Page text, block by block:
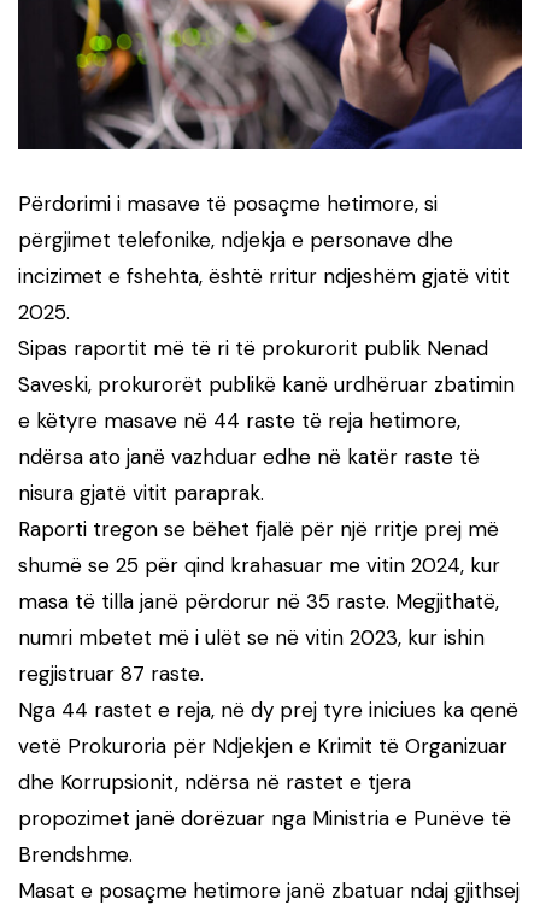
Përdorimi i masave të posaçme hetimore, si
përgjimet telefonike, ndjekja e personave dhe
incizimet e fshehta, është rritur ndjeshëm gjatë vitit
2025.
Sipas raportit më të ri të prokurorit publik Nenad
Saveski, prokurorët publikë kanë urdhëruar zbatimin
e këtyre masave në 44 raste të reja hetimore,
ndërsa ato janë vazhduar edhe në katër raste të
nisura gjatë vitit paraprak.
Raporti tregon se bëhet fjalë për një rritje prej më
shumë se 25 për qind krahasuar me vitin 2024, kur
masa të tilla janë përdorur në 35 raste. Megjithatë,
numri mbetet më i ulët se në vitin 2023, kur ishin
regjistruar 87 raste.
Nga 44 rastet e reja, në dy prej tyre iniciues ka qenë
vetë Prokuroria për Ndjekjen e Krimit të Organizuar
dhe Korrupsionit, ndërsa në rastet e tjera
propozimet janë dorëzuar nga Ministria e Punëve të
Brendshme.
Masat e posaçme hetimore janë zbatuar ndaj gjithsej